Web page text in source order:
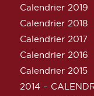
Calendrier 2019
Calendrier 2018
Calendrier 2017
Calendrier 2016
Calendrier 2015
2014 –